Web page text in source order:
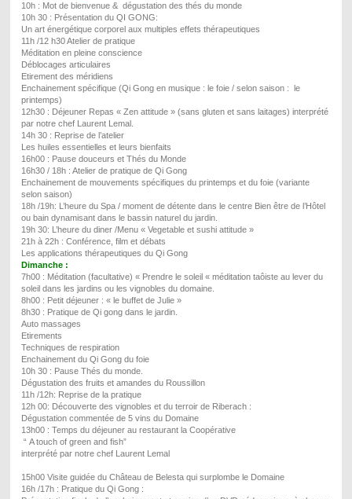
10h : Mot de bienvenue & dégustation des thés du monde
10h 30 : Présentation du QI GONG:
Un art énergétique corporel aux multiples effets thérapeutiques
11h /12 h30 Atelier de pratique
Méditation en pleine conscience
Déblocages articulaires
Etirement des méridiens
Enchainement spécifique (Qi Gong en musique : le foie / selon saison : le
printemps)
12h30 : Déjeuner Repas « Zen attitude » (sans gluten et sans laitages) interprété
par notre chef Laurent Lemal.
14h 30 : Reprise de l’atelier
Les huiles essentielles et leurs bienfaits
16h00 : Pause douceurs et Thés du Monde
16h30 / 18h : Atelier de pratique de Qi Gong
Enchainement de mouvements spécifiques du printemps et du foie (variante
selon saison)
18h /19h: L’heure du Spa / moment de détente dans le centre Bien être de l’Hôtel
ou bain dynamisant dans le bassin naturel du jardin.
19h 30: L’heure du diner /Menu « Vegetable et sushi attitude »
21h à 22h : Conférence, film et débats
Les applications thérapeutiques du Qi Gong
Dimanche :
7h00 : Méditation (facultative) « Prendre le soleil « méditation taôiste au lever du
soleil dans les jardins ou les vignobles du domaine.
8h00 : Petit déjeuner : « le buffet de Julie »
8h30 : Pratique de Qi gong dans le jardin.
Auto massages
Etirements
Techniques de respiration
Enchainement du Qi Gong du foie
10h 30 : Pause Thés du monde.
Dégustation des fruits et amandes du Roussillon
11h /12h: Reprise de la pratique
12h 00: Découverte des vignobles et du terroir de Riberach :
Dégustation commentée de 5 vins du Domaine
13h00 : Temps du déjeuner au restaurant la Coopérative
“ A touch of green and fish”
interprété par notre chef Laurent Lemal
15h00 Visite guidée du Château de Belesta qui surplombe le Domaine
16h /17h : Pratique du Qi Gong :